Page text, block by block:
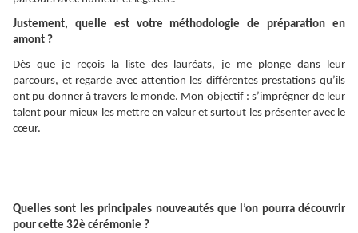
Justement, quelle est votre méthodologie de préparation en
amont ?
Dès que je reçois la liste des lauréats, je me plonge dans leur
parcours, et regarde avec attention les différentes prestations qu’ils
ont pu donner à travers le monde. Mon objectif : s’imprégner de leur
talent pour mieux les mettre en valeur et surtout les présenter avec le
cœur.
Quelles sont les principales nouveautés que l’on pourra découvrir
pour cette 32è cérémonie ?